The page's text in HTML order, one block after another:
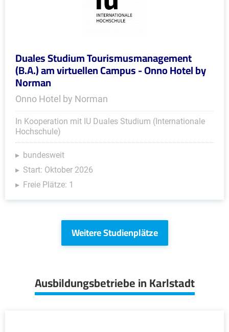
Duales Studium Tourismusmanagement
(B.A.) am virtuellen Campus - Onno Hotel by
Norman
Onno Hotel by Norman
In Kooperation mit IU Duales Studium (Internationale
Hochschule)
bundesweit
Start: Oktober 2026
Freie Plätze: 1
Weitere Studienplätze
Ausbildungsbetriebe in Karlstadt